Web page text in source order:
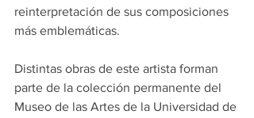
reinterpretación de sus composiciones
más emblemáticas.
Distintas obras de este artista forman
parte de la colección permanente del
Museo de las Artes de la Universidad de